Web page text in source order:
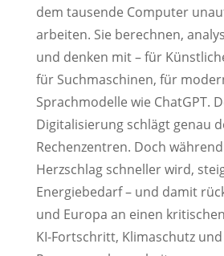
dem tausende Computer
arbeiten. Sie berechnen,
und denken mit – für
für Suchmaschinen, für
Sprachmodelle wie ChatGPT.
Digitalisierung schlägt genau
Rechenzentren. Doch
Herzschlag schneller wird,
Energiebedarf – und damit
und Europa an einen
KI-Fortschritt, Klimaschutz und